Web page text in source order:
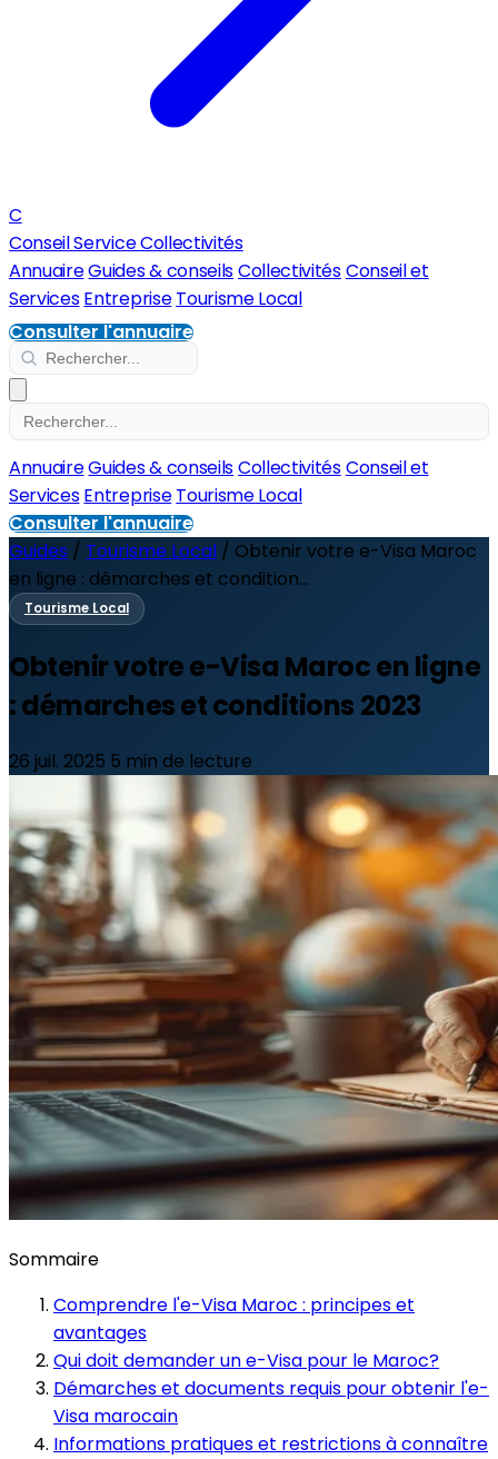
C
Conseil Service Collectivités
AnnuaireGuides & conseilsCollectivitésConseil et
ServicesEntreprise Tourisme Local
Consulter l'annuaire
AnnuaireGuides & conseilsCollectivitésConseil et
ServicesEntreprise Tourisme Local
Consulter l'annuaire
Guides / Tourisme Local / Obtenir votre e-Visa Maroc
en ligne : démarches et condition...
Tourisme Local
Obtenir votre e-Visa Maroc en ligne
: démarches et conditions 2023
26 juil. 2025 5 min de lecture
Sommaire
Comprendre l'e-Visa Maroc : principes et
avantages
Qui doit demander un e-Visa pour le Maroc?
Démarches et documents requis pour obtenir l'e-
Visa marocain
Informations pratiques et restrictions à connaître